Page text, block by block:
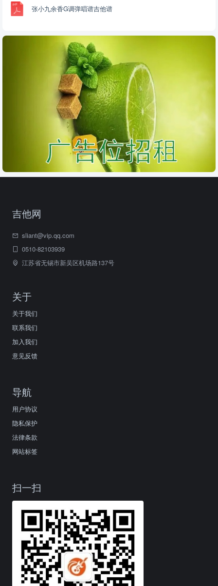
张小九余香G调弹唱谱吉他谱
吉他网
sliant@vip.qq.com
0510-82103939
江苏省无锡市新吴区机场路137号
关于
关于我们
联系我们
加入我们
意见反馈
导航
用户协议
隐私保护
法律条款
网站标签
扫一扫